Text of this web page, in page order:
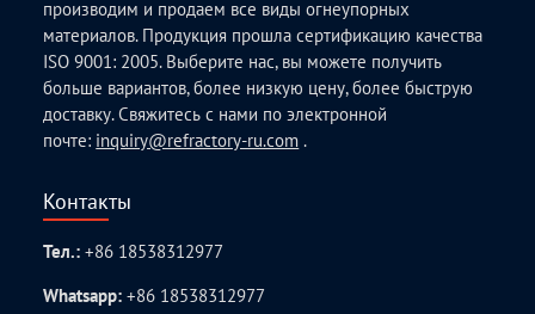
производим и продаем все виды огнеупорных
материалов. Продукция прошла сертификацию качества
ISO 9001: 2005. Выберите нас, вы можете получить
больше вариантов, более низкую цену, более быструю
доставку. Свяжитесь с нами по электронной
почте: inquiry@refractory-ru.com .
Контакты
Тел.:+86 18538312977
Whatsapp:+86 18538312977